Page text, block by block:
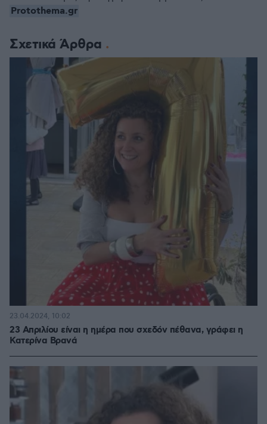
Σχετικά Άρθρα
23 Απριλίου είναι η ημέρα που σχεδόν πέθανα, γράφει η
Κατερίνα Βρανά
23.04.2024, 10:02
Protothema.gr